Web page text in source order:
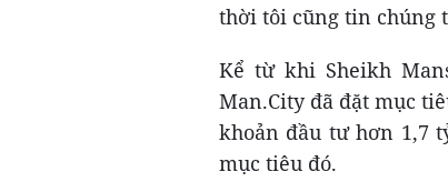
thời tôi cũng tin chúng
Kể từ khi Sheikh
Man.City đã đặt mục
khoản đầu tư hơn 1,7
mục tiêu đó.